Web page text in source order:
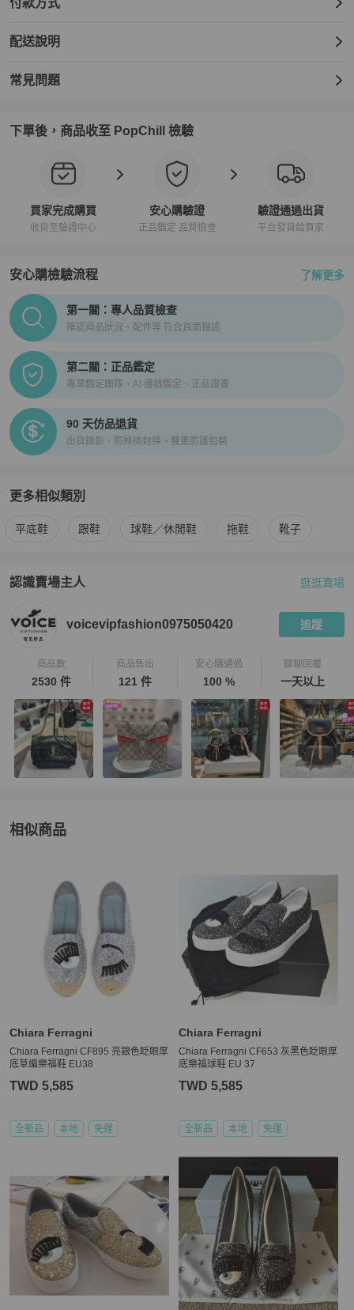
付款方式
配送說明
常見問題
下單後，商品收至 PopChill 檢驗
買家完成購買
收貨至驗證中心
安心購驗證
正品鑑定 品質檢查
驗證通過出貨
平台發貨給買家
安心購檢驗流程 了解更多
PopChill拍拍圈正品驗證、安心購檢驗流程介紹
第一關：專人品質檢查
確認商品狀況、配件等 符合頁面描述
第二關：正品鑑定
專業鑑定團隊、AI 儀器鑑定、正品證書
90 天仿品退貨
出貨錄影、防掉換封條、雙重防護包裝
更多相似類別
更多Chiara Ferragni 女鞋相似商品推薦
平底鞋 跟鞋 球鞋／休閒鞋 拖鞋 靴子
認識賣場主人
PopChill 拍拍圈嚴選賣家 voicevipfashion0975050420介紹
逛逛賣場
voicevipfashion0975050420 追蹤
商品數
2530 件
商品售出
121 件
安心購通過
100 %
聊聊回覆
一天以上
相似商品
Chiara Ferragni
Chiara Ferragni CF895 亮銀色眨眼厚
底草編樂福鞋 EU38
TWD 5,585
全新品 本地 免運
Chiara Ferragni
Chiara Ferragni CF653 灰黑色眨眼厚
底樂福球鞋 EU 37
TWD 5,585
全新品 本地 免運